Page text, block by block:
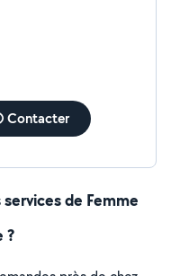
Contacter
de Femme
?